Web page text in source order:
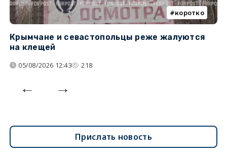
коротко
Крымчане и севастопольцы реже жалуются
на клещей
05/08/2026 12:43 218
Прислать новость